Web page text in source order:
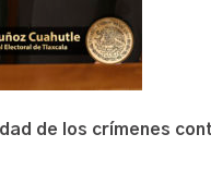
de los crímenes